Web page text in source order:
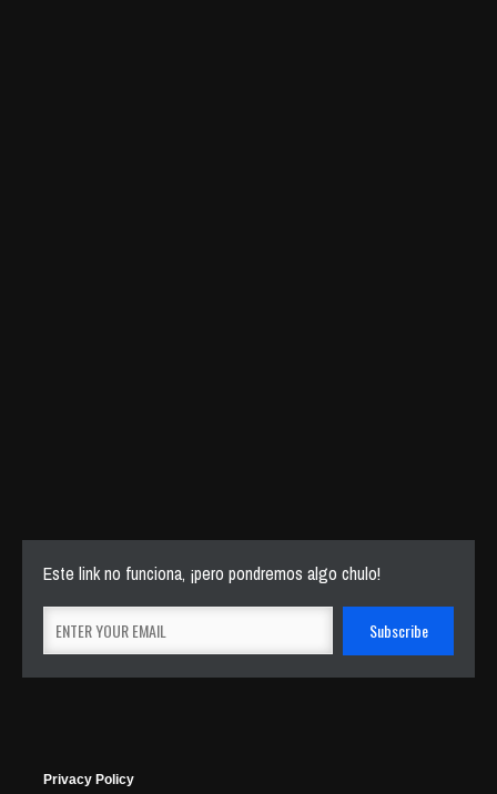
Este link no funciona, ¡pero pondremos algo chulo!
Privacy Policy